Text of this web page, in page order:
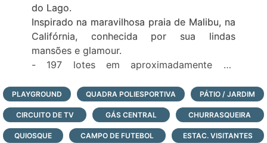
do Lago.
Inspirado na maravilhosa praia de Malibu, na
Califórnia, conhecida por sua lindas
mansões e glamour.
- 197 lotes em aproximadamente 26
- lotes com excelente metragem, 350m² e
600m²;
- lotes de frente para os grande lagos;
- infraestrutura completa de lazer com
PLAYGROUND QUADRA POLIESPORTIVA PÁTIO / JARDIM
CIRCUITO DE TV GÁS CENTRAL CHURRASQUEIRA
QUIOSQUE CAMPO DE FUTEBOL ESTAC. VISITANTES